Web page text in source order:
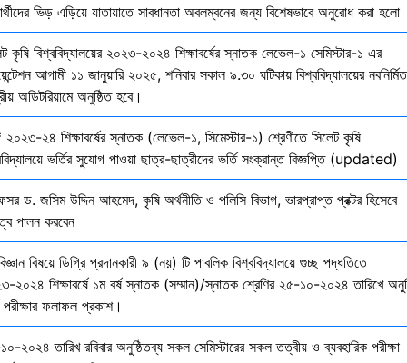
ভিড় এড়িয়ে যাতায়াতে সাবধানতা অবলম্বনের জন্য বিশেষভাবে অনুরোধ করা হলো
কৃষি বিশ্ববিদ্যালয়ের ২০২৩-২০২৪ শিক্ষাবর্ষের স্নাতক লেভেল-১ সেমিস্টার-১ এর
আগামী ১১ জানুয়ারি ২০২৫, শনিবার সকাল ৯.৩০ ঘটিকায় বিশ্ববিদ্যালয়ের নবনির্মিত
অডিটরিয়ামে অনুষ্ঠিত হবে।
২৪ শিক্ষাবর্ষের স্নাতক (লেভেল-১, সিমেস্টার-১) শ্রেণীতে সিলেট কৃষি
ভর্তির সুযোগ পাওয়া ছাত্র-ছাত্রীদের ভর্তি সংক্রান্ত বিজ্ঞপ্তি (updated)
ড. জসিম উদ্দিন আহমেদ, কৃষি অর্থনীতি ও পলিসি বিভাগ, ভারপ্রাপ্ত প্রক্টর হিসেবে
পালন করবেন
বিষয়ে ডিগ্রি প্রদানকারী ৯ (নয়) টি পাবলিক বিশ্ববিদ্যালয়ে গুচ্ছ পদ্ধতিতে
২০২৪ শিক্ষাবর্ষে ১ম বর্ষ স্নাতক (সম্মান)/স্নাতক শ্রেণির ২৫-১০-২০২৪ তারিখে
পরীক্ষার ফলাফল প্রকাশ।
২০২৪ তারিখ রবিবার অনুষ্ঠিতব্য সকল সেমিস্টারের সকল তত্বীয় ও ব্যবহারিক পরীক্ষা